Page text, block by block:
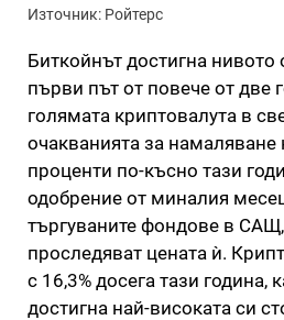
Източник: Ройтерс
Биткойнът достигна нивото
първи път от повече от две
голямата криптовалута в
очакванията за намаляване
проценти по-късно тази
одобрение от миналия
търгуваните фондове в
проследяват цената ѝ.
с 16,3% досега тази година,
достигна най-високата си